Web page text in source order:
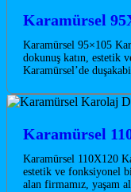
Karamürsel
Karamürsel 95×105
dokunuş katın, estetik
Karamürsel’de
Karamürsel
Karamürsel 110X120
estetik ve fonksiyonel
alan firmamız, yaşam